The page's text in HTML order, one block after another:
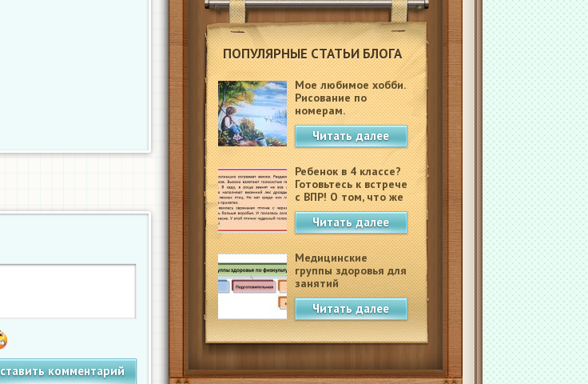
ПОПУЛЯРНЫЕ СТАТЬИ БЛОГА
Мое любимое хобби.
Рисование по
номерам.
Читать далее
Ребенок в 4 классе?
Готовьтесь к встрече
с ВПР! О том, что же
это такое.
Читать далее
Медицинские
группы здоровья для
занятий
физкультурой в
школеЧитать далее